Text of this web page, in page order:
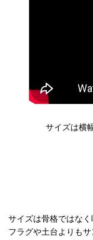
サイズは横
サイズは骨格ではなく
フラグや土台よりも